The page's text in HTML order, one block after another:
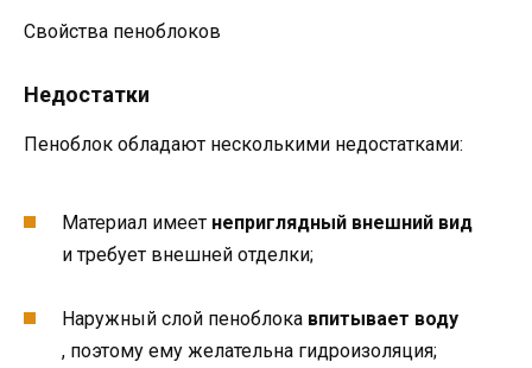
Свойства пеноблоков
Недостатки
Пеноблок обладают несколькими недостатками:
Материал имеет неприглядный внешний вид
и требует внешней отделки;
Наружный слой пеноблока впитывает воду
, поэтому ему желательна гидроизоляция;